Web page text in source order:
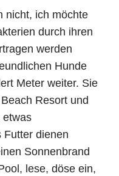
nicht, ich möchte
durch ihren
werden
Hunde
Meter weiter. Sie
Resort und
etwas
Futter dienen
Sonnenbrand
lese, döse ein,